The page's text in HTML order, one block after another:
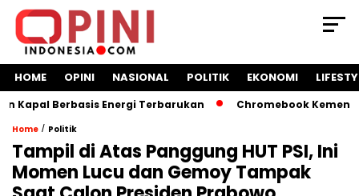
HOME OPINI NASIONAL POLITIK EKONOMI
Berbasis Energi Terbarukan Chromebook
Home / Politik
Tampil di Atas Panggung HUT PSI, Ini
Momen Lucu dan Gemoy Tampak